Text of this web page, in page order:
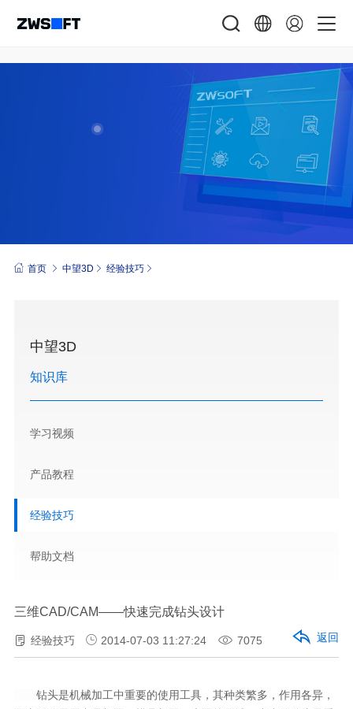
首页 中望3D 经验技巧
中望3D
知识库
学习视频
产品教程
经验技巧
帮助文档
三维CAD/CAM——快速完成钻头设计
经验技巧 2014-07-03 11:27:24 7075 返回
钻头是机械加工中重要的使用工具，其种类繁多，作用各异，